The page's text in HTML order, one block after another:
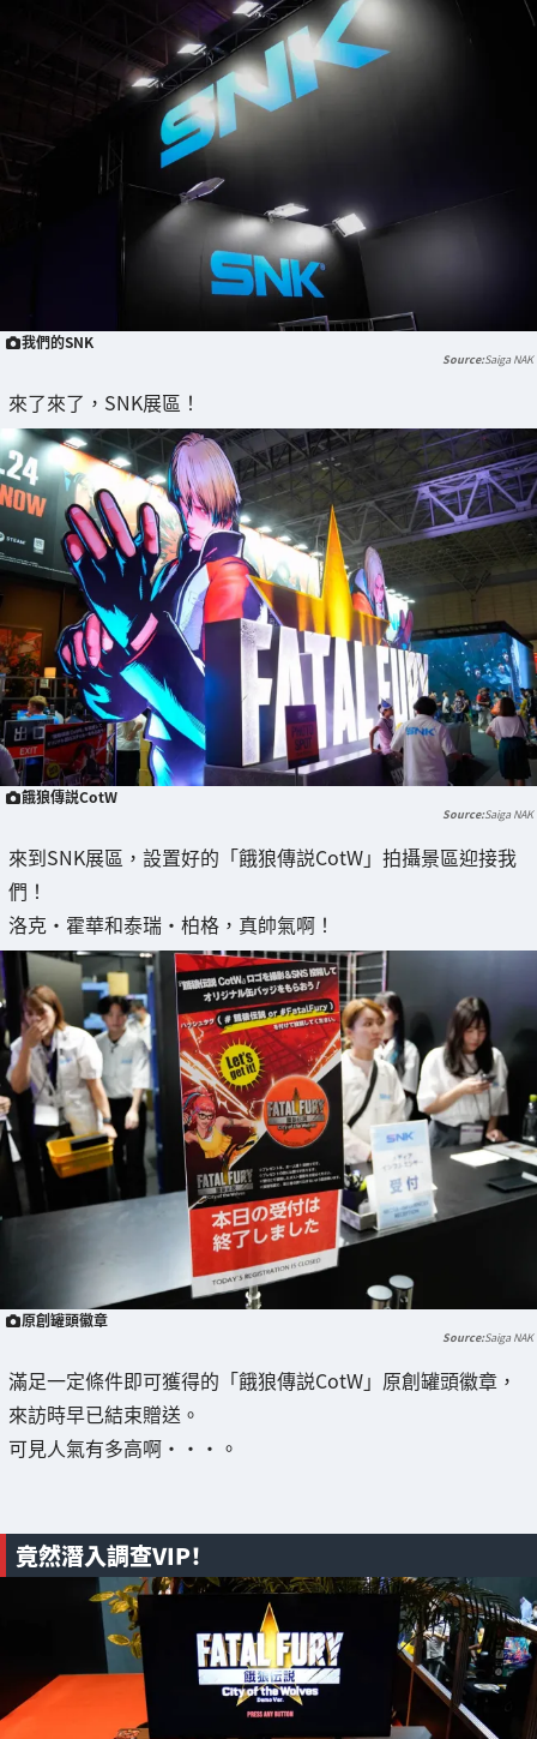
我們的SNK
Saiga NAK
來了來了，SNK展區！
餓狼傳説CotW
Saiga NAK
來到SNK展區，設置好的「餓狼傳説CotW」拍攝景區迎接我
們！
洛克・霍華和泰瑞·柏格，真帥氣啊！
原創罐頭徽章
Saiga NAK
滿足一定條件即可獲得的「餓狼傳説CotW」原創罐頭徽章，
來訪時早已結束贈送。
可見人氣有多高啊・・・。
竟然潛入調查VIP！